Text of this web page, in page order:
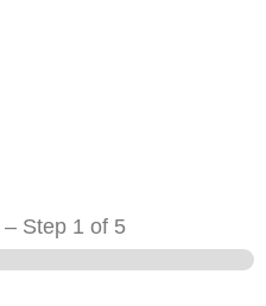
– Step 1 of 5